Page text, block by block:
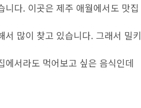
다. 이곳은 제주 애월에서도 맛집
많이 찾고 있습니다. 그래서 밀키
서라도 먹어보고 싶은 음식인데